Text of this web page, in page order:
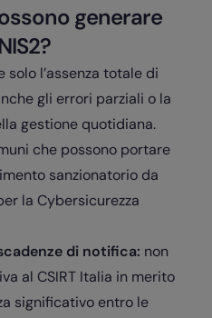
generare
l’assenza totale di
gli errori parziali o la
gestione quotidiana.
che possono portare
sanzionatorio da
la Cybersicurezza
di notifica: non
al CSIRT Italia in merito
significativo entro le